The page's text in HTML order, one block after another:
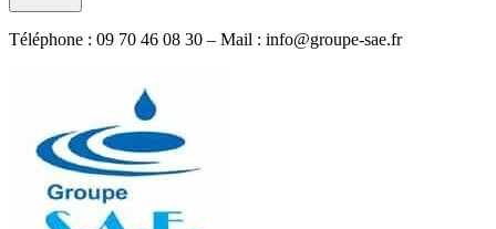
Téléphone : 09 70 46 08 30 – Mail : info@groupe-sae.fr